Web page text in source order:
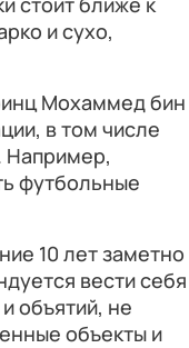
и сухо,
Мохаммед бин
в том числе
Например,
футбольные
10 лет заметно
вести себя
объятий, не
объекты и